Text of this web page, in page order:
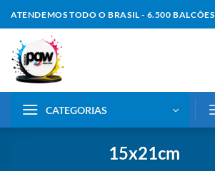
to
content
ATENDEMOS TODO O BRASIL - 6.500
CATEGORIAS
15x21cm